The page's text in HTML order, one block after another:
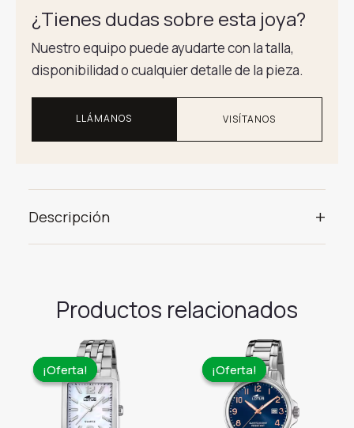
¿Tienes dudas sobre esta joya?
Nuestro equipo puede ayudarte con la talla,
disponibilidad o cualquier detalle de la pieza.
LLÁMANOS VISÍTANOS
Descripción +
Productos relacionados
¡Oferta!
¡Oferta! ¡Oferta!
¡Oferta!